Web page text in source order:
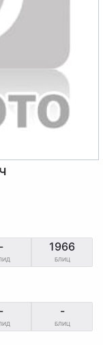
- 1966
БЛИЦ
- -
БЛИЦ